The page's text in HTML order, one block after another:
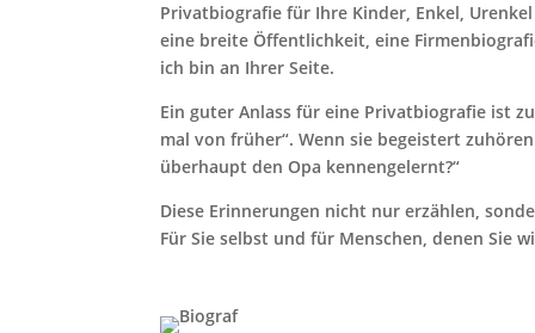
Privatbiografie für Ihre Kinder, Enkel,
eine breite Öffentlichkeit, eine
ich bin an Ihrer Seite.
Ein guter Anlass für eine Privatbiografie ist
mal von früher“. Wenn sie begeistert
überhaupt den Opa kennengelernt?“
Diese Erinnerungen nicht nur erzählen,
Für Sie selbst und für Menschen, denen Sie